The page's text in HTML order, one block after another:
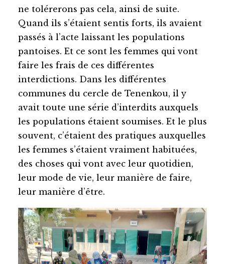
ne tolérerons pas cela, ainsi de suite.
Quand ils s’étaient sentis forts, ils avaient
passés à l’acte laissant les populations
pantoises. Et ce sont les femmes qui vont
faire les frais de ces différentes
interdictions. Dans les différentes
communes du cercle de Tenenkou, il y
avait toute une série d’interdits auxquels
les populations étaient soumises. Et le plus
souvent, c’étaient des pratiques auxquelles
les femmes s’étaient vraiment habituées,
des choses qui vont avec leur quotidien,
leur mode de vie, leur manière de faire,
leur manière d’être.